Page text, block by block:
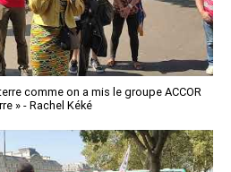
comme on a mis le groupe ACCOR
» - Rachel Kéké